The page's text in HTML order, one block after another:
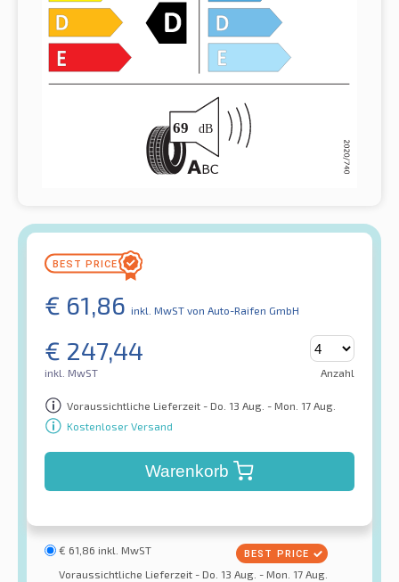
€ 61,86 inkl. MwST von Auto-Raifen GmbH
€ 247,44
inkl. MwST Anzahl
Voraussichtliche Lieferzeit - Do. 13 Aug. - Mon. 17 Aug.
Kostenloser Versand
Warenkorb
€ 61,86 inkl. MwST
Voraussichtliche Lieferzeit - Do. 13 Aug. - Mon. 17 Aug.